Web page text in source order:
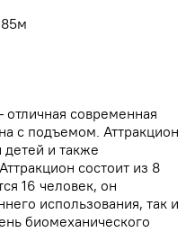
современная
с подъемом. Аттракцион
детей и также
состоит из 8
16 человек, он
использования, так и
биомеханического